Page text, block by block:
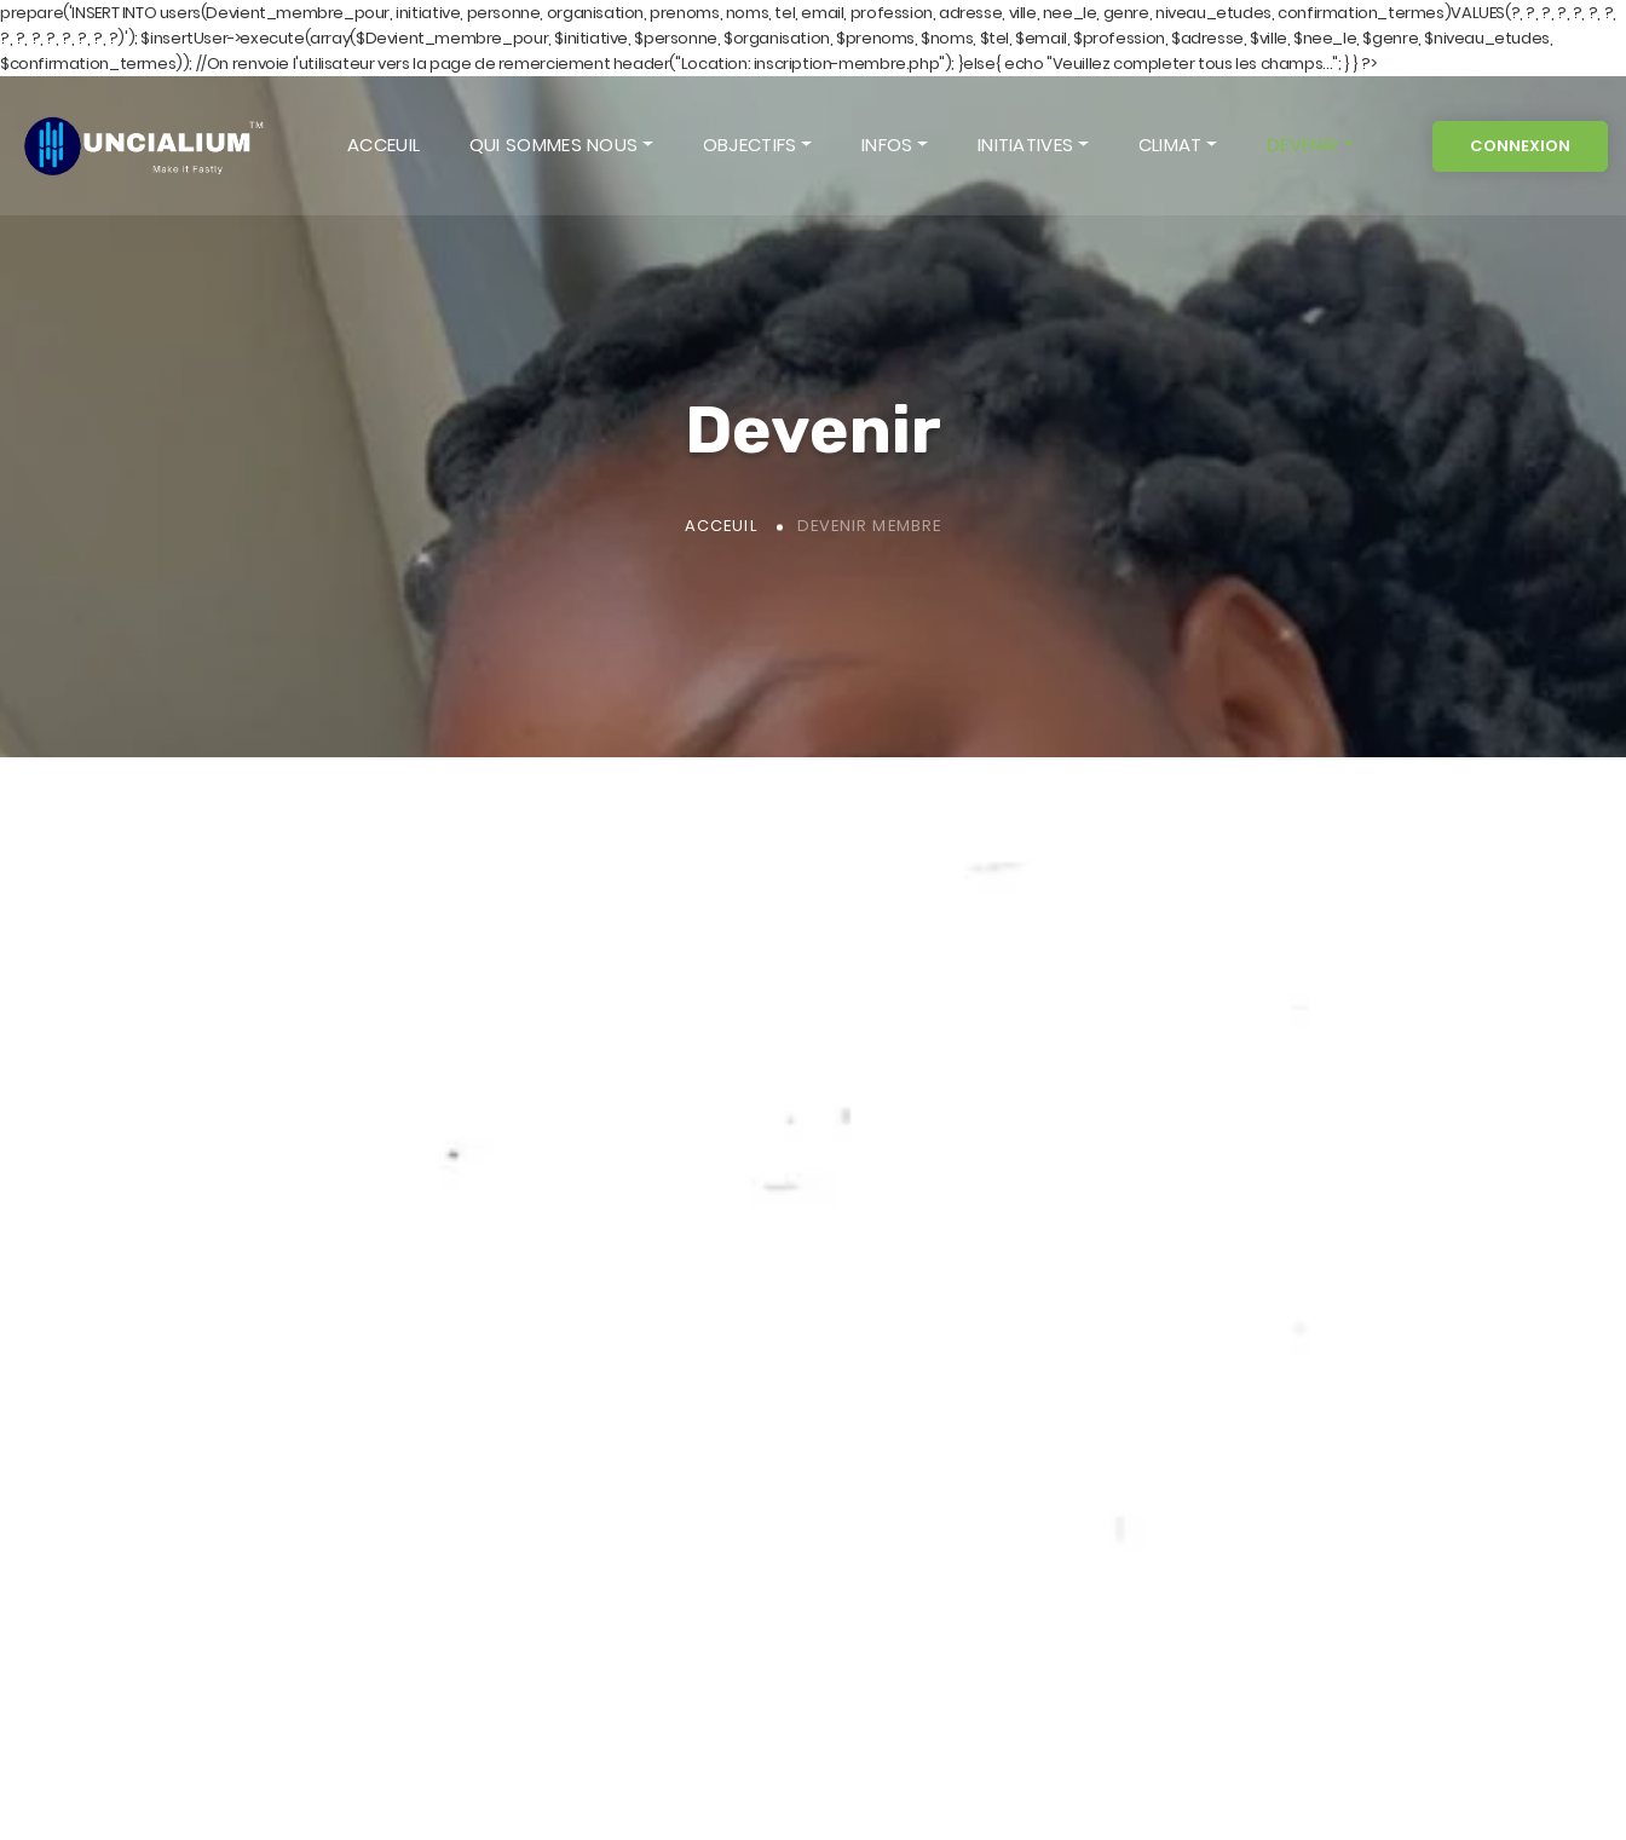
prepare('INSERT INTO users(Devient_membre_pour, initiative, personne, organisation, prenoms, noms, tel, email, profession, adresse, ville, nee_le, genre, niveau_etudes, confirmation_termes)VALUES(?, ?, ?, ?, ?, ?, ?,
?, ?, ?, ?, ?, ?, ?, ?)'); $insertUser->execute(array($Devient_membre_pour, $initiative, $personne, $organisation, $prenoms, $noms, $tel, $email, $profession, $adresse, $ville, $nee_le, $genre, $niveau_etudes,
$confirmation_termes)); //On renvoie l'utilisateur vers la page de remerciement header("Location: inscription-membre.php"); }else{ echo "Veuillez completer tous les champs..."; } } ?>
ACCEUIL QUI SOMMES NOUS OBJECTIFS INFOS INITIATIVES CLIMAT DEVENIR CONNEXION
Devenir
ACCEUIL DEVENIR MEMBRE